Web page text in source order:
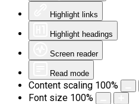
Highlight links
Highlight headings
Screen reader
Read mode
Content scaling 100%
Font size 100%